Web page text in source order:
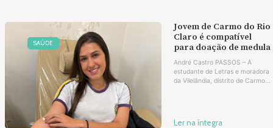
SAÚDE
Jovem de Carmo do Rio
Claro é compatível
para doação de medula
André Castro PASSOS – A
estudante de Letras e moradora
da Vilelândia, distrito de Carmo...
Ler na íntegra